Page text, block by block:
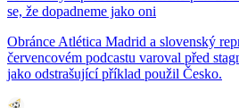
se, že dopadneme jako oni
Obránce Atlética Madrid a slovenský
červencovém podcastu varoval před
jako odstrašující příklad použil Česko.